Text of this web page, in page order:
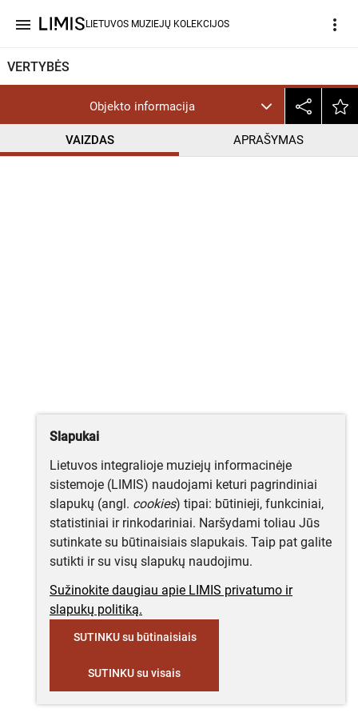
menu LIETUVOS MUZIEJŲ KOLEKCIJOS more_vert
VERTYBĖS
Objekto informacija
VAIZDAS APRAŠYMAS
CC BY-NC
Slapukai
Lietuvos integralioje muziejų informacinėje
sistemoje (LIMIS) naudojami keturi pagrindiniai
slapukų (angl. cookies) tipai: būtinieji, funkciniai,
statistiniai ir rinkodariniai. Naršydami toliau Jūs
sutinkate su būtinaisiais slapukais. Taip pat galite
sutikti ir su visų slapukų naudojimu.
Sužinokite daugiau apie LIMIS privatumo ir
slapukų politiką.
SUTINKU su būtinaisiais
SUTINKU su visais